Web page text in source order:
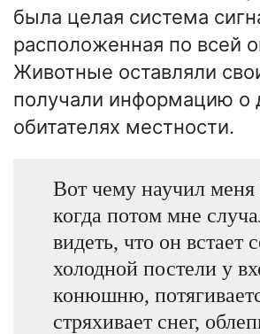
была целая система
расположенная по всей
Животные оставляли
получали информацию о
обитателях местности.
Вот чему научил
когда потом мне
видеть, что он встает
холодной постели у
конюшню,
стряхивает снег,